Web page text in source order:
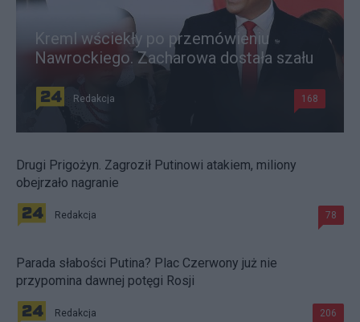
Kreml wściekły po przemówieniu
Nawrockiego. Zacharowa dostała szału
Redakcja 168
Drugi Prigożyn. Zagroził Putinowi atakiem, miliony
obejrzało nagranie
Redakcja 78
Parada słabości Putina? Plac Czerwony już nie
przypomina dawnej potęgi Rosji
Redakcja 206